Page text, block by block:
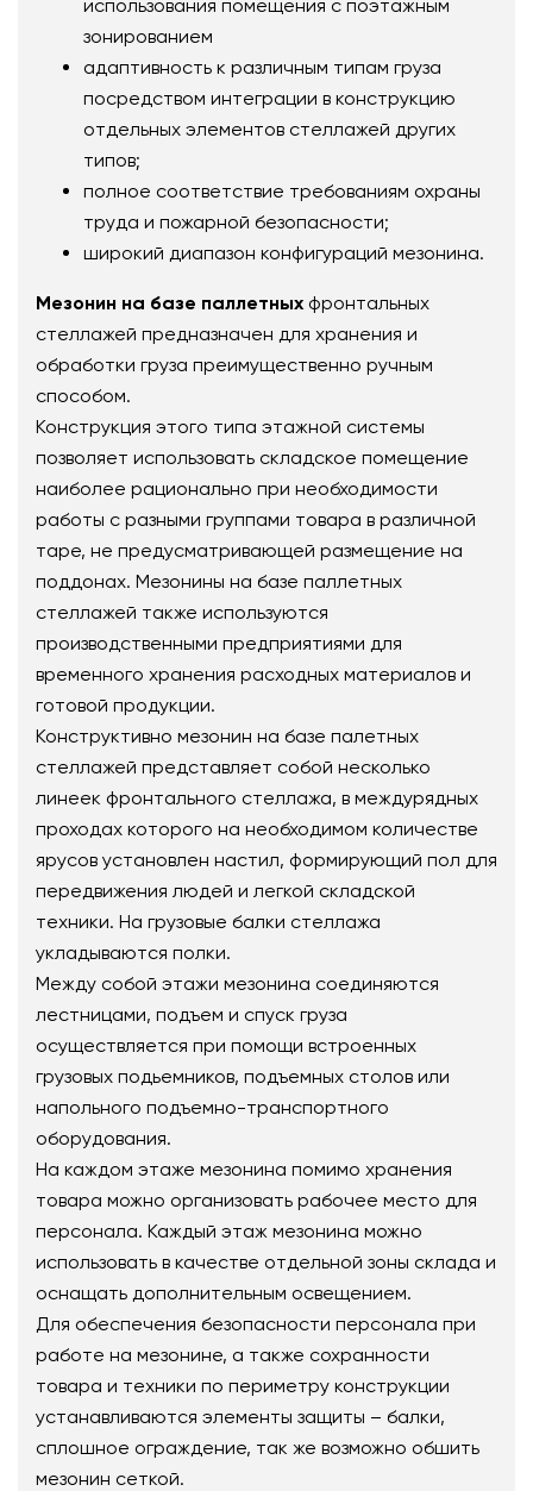
использования помещения с поэтажным
зонированием
адаптивность к различным типам груза
посредством интеграции в конструкцию
отдельных элементов стеллажей других
типов;
полное соответствие требованиям охраны
труда и пожарной безопасности;
широкий диапазон конфигураций мезонина.
Мезонин на базе паллетных фронтальных
стеллажей предназначен для хранения и
обработки груза преимущественно ручным
способом.
Конструкция этого типа этажной системы
позволяет использовать складское помещение
наиболее рационально при необходимости
работы с разными группами товара в различной
таре, не предусматривающей размещение на
поддонах. Мезонины на базе паллетных
стеллажей также используются
производственными предприятиями для
временного хранения расходных материалов и
готовой продукции.
Конструктивно мезонин на базе палетных
стеллажей представляет собой несколько
линеек фронтального стеллажа, в междурядных
проходах которого на необходимом количестве
ярусов установлен настил, формирующий пол для
передвижения людей и легкой складской
техники. На грузовые балки стеллажа
укладываются полки.
Между собой этажи мезонина соединяются
лестницами, подъем и спуск груза
осуществляется при помощи встроенных
грузовых подьемников, подъемных столов или
напольного подъемно-транспортного
оборудования.
На каждом этаже мезонина помимо хранения
товара можно организовать рабочее место для
персонала. Каждый этаж мезонина можно
использовать в качестве отдельной зоны склада и
оснащать дополнительным освещением.
Для обеспечения безопасности персонала при
работе на мезонине, а также сохранности
товара и техники по периметру конструкции
устанавливаются элементы защиты – балки,
сплошное ограждение, так же возможно обшить
мезонин сеткой.